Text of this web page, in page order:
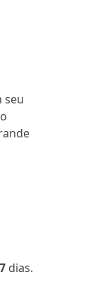
seu
7 dias.